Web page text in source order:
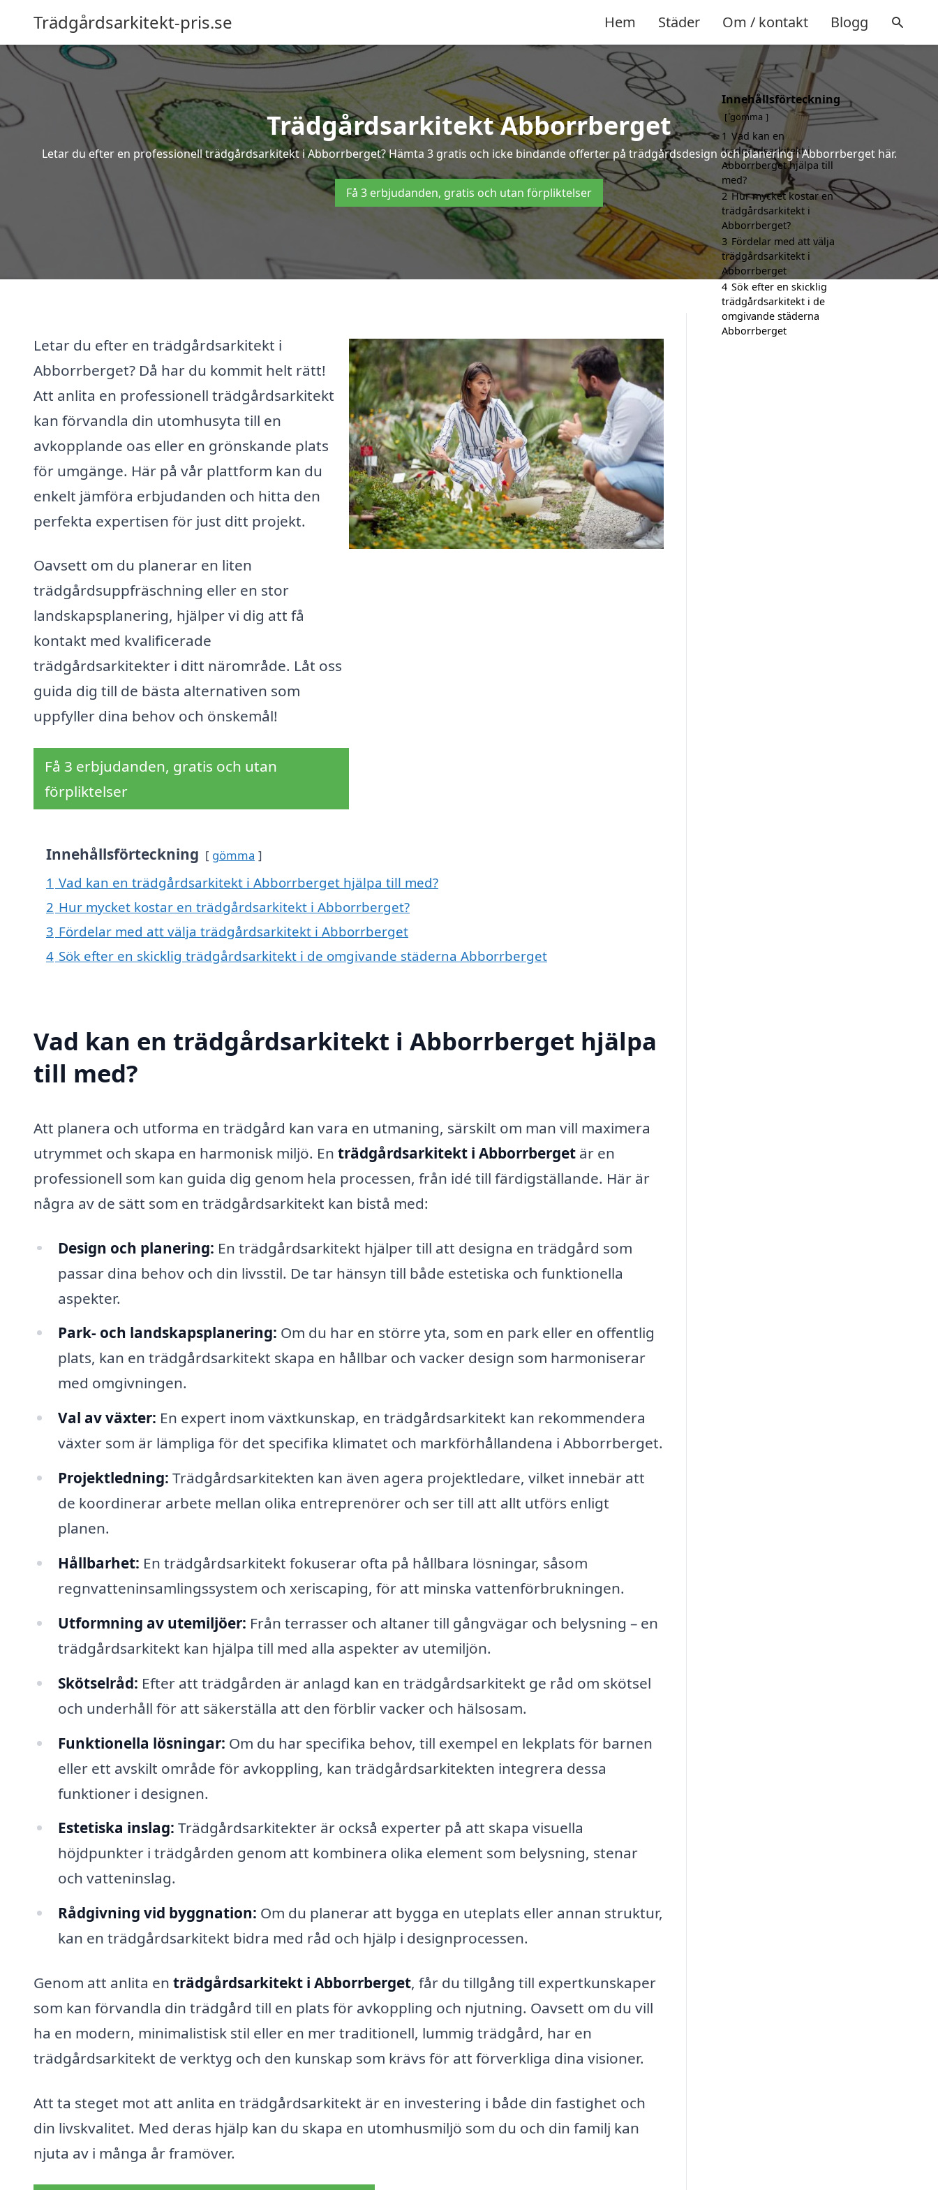
Trädgårdsarkitekt-pris.se Hem Städer Om / kontakt Blogg
Trädgårdsarkitekt Abborrberget
Letar du efter en professionell trädgårdsarkitekt i Abborrberget? Hämta 3 gratis och icke bindande offerter på trädgårdsdesign och planering i Abborrberget här.
Få 3 erbjudanden, gratis och utan förpliktelser
Letar du efter en trädgårdsarkitekt i
Abborrberget? Då har du kommit helt rätt!
Att anlita en professionell trädgårdsarkitekt
kan förvandla din utomhusyta till en
avkopplande oas eller en grönskande plats
för umgänge. Här på vår plattform kan du
enkelt jämföra erbjudanden och hitta den
perfekta expertisen för just ditt projekt.
Oavsett om du planerar en liten
trädgårdsuppfräschning eller en stor
landskapsplanering, hjälper vi dig att få
kontakt med kvalificerade
trädgårdsarkitekter i ditt närområde. Låt oss
guida dig till de bästa alternativen som
uppfyller dina behov och önskemål!
Få 3 erbjudanden, gratis och utan
förpliktelser
Innehållsförteckning gömma
1 Vad kan en trädgårdsarkitekt i Abborrberget hjälpa till med?
2 Hur mycket kostar en trädgårdsarkitekt i Abborrberget?
3 Fördelar med att välja trädgårdsarkitekt i Abborrberget
4 Sök efter en skicklig trädgårdsarkitekt i de omgivande städerna Abborrberget
Vad kan en trädgårdsarkitekt i Abborrberget hjälpa
till med?
Att planera och utforma en trädgård kan vara en utmaning, särskilt om man vill maximera
utrymmet och skapa en harmonisk miljö. En trädgårdsarkitekt i Abborrberget är en
professionell som kan guida dig genom hela processen, från idé till färdigställande. Här är
några av de sätt som en trädgårdsarkitekt kan bistå med:
Design och planering: En trädgårdsarkitekt hjälper till att designa en trädgård som
passar dina behov och din livsstil. De tar hänsyn till både estetiska och funktionella
aspekter.
Park- och landskapsplanering: Om du har en större yta, som en park eller en offentlig
plats, kan en trädgårdsarkitekt skapa en hållbar och vacker design som harmoniserar
med omgivningen.
Val av växter: En expert inom växtkunskap, en trädgårdsarkitekt kan rekommendera
växter som är lämpliga för det specifika klimatet och markförhållandena i Abborrberget.
Projektledning: Trädgårdsarkitekten kan även agera projektledare, vilket innebär att
de koordinerar arbete mellan olika entreprenörer och ser till att allt utförs enligt
planen.
Hållbarhet: En trädgårdsarkitekt fokuserar ofta på hållbara lösningar, såsom
regnvatteninsamlingssystem och xeriscaping, för att minska vattenförbrukningen.
Utformning av utemiljöer: Från terrasser och altaner till gångvägar och belysning – en
trädgårdsarkitekt kan hjälpa till med alla aspekter av utemiljön.
Skötselråd: Efter att trädgården är anlagd kan en trädgårdsarkitekt ge råd om skötsel
och underhåll för att säkerställa att den förblir vacker och hälsosam.
Funktionella lösningar: Om du har specifika behov, till exempel en lekplats för barnen
eller ett avskilt område för avkoppling, kan trädgårdsarkitekten integrera dessa
funktioner i designen.
Estetiska inslag: Trädgårdsarkitekter är också experter på att skapa visuella
höjdpunkter i trädgården genom att kombinera olika element som belysning, stenar
och vatteninslag.
Rådgivning vid byggnation: Om du planerar att bygga en uteplats eller annan struktur,
kan en trädgårdsarkitekt bidra med råd och hjälp i designprocessen.
Genom att anlita en trädgårdsarkitekt i Abborrberget, får du tillgång till expertkunskaper
som kan förvandla din trädgård till en plats för avkoppling och njutning. Oavsett om du vill
ha en modern, minimalistisk stil eller en mer traditionell, lummig trädgård, har en
trädgårdsarkitekt de verktyg och den kunskap som krävs för att förverkliga dina visioner.
Att ta steget mot att anlita en trädgårdsarkitekt är en investering i både din fastighet och
din livskvalitet. Med deras hjälp kan du skapa en utomhusmiljö som du och din familj kan
njuta av i många år framöver.
Innehållsförteckning
gömma
1 Vad kan en
trädgårdsarkitekt i
Abborrberget hjälpa till
med?
2 Hur mycket kostar en
trädgårdsarkitekt i
Abborrberget?
3 Fördelar med att välja
trädgårdsarkitekt i
Abborrberget
4 Sök efter en skicklig
trädgårdsarkitekt i de
omgivande städerna
Abborrberget